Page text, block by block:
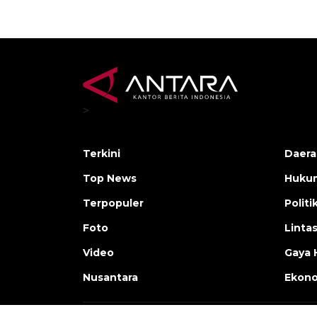
>
Terkini
Top News
Terpopuler
Foto
Video
Nusantara
Gaya